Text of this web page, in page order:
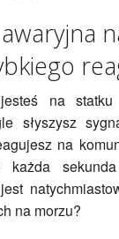
na statku
słyszysz
na
na morzu?